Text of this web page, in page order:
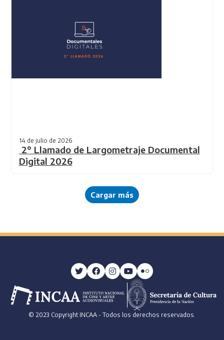
14 de julio de 2026
2° Llamado de Largometraje Documental
Digital 2026
Cargar más
© 2023 Copyright INCAA - Todos los derechos reservados.